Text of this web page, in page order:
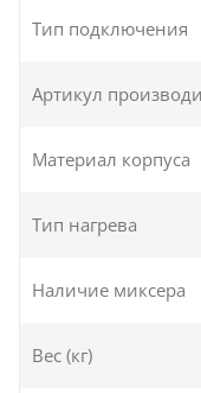
Тип подключения
Артикул
Материал корпуса
Тип нагрева
Наличие миксера
Вес (кг)